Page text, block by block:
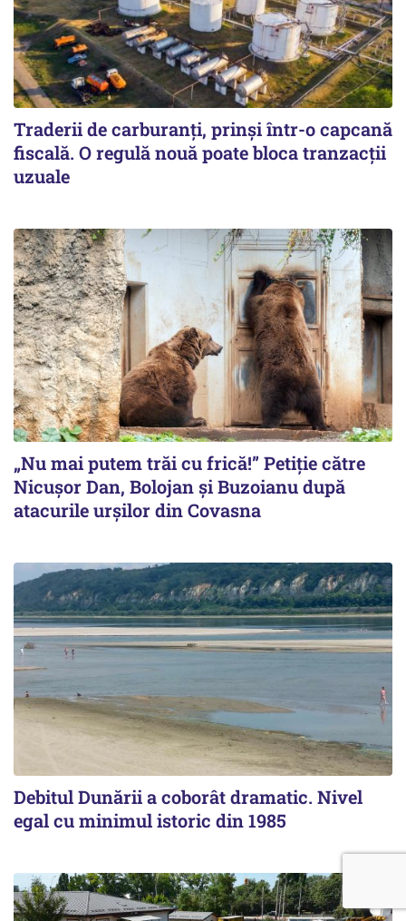
Traderii de carburanți, prinși într-o capcană
fiscală. O regulă nouă poate bloca tranzacții
uzuale
„Nu mai putem trăi cu frică!” Petiție către
Nicușor Dan, Bolojan și Buzoianu după
atacurile urșilor din Covasna
Debitul Dunării a coborât dramatic. Nivel
egal cu minimul istoric din 1985